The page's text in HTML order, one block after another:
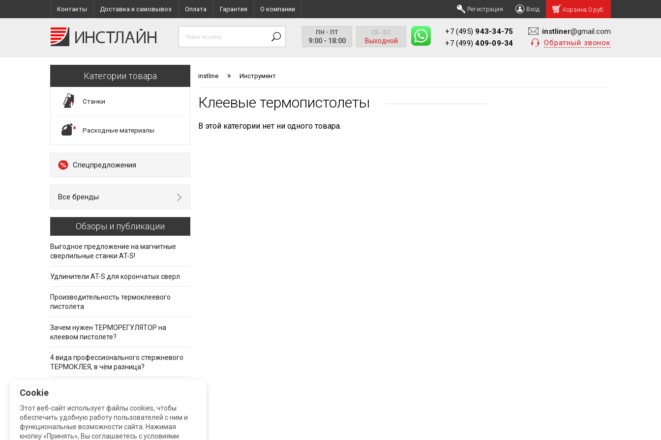
Контакты Доставка и самовывоз Оплата Гарантия О компании Регистрация Вход Корзина 0 руб.
ПН - ПТ
9:00 - 18:00
СБ - ВС
Выходной
+7 (495) 943-34-75
+7 (499)409-09-34
instliner@gmail.com
Обратный звонок
Категории товара
Станки
Расходные материалы
Спецпредложения
Все бренды
Обзоры и публикации
Выгодное предложение на магнитные
сверлильные станки AT-S!
​Удлинители AT-S для корончатых сверл
Производительность термоклеевого
пистолета
Зачем нужен ТЕРМОРЕГУЛЯТОР на
клеевом пистолете?
4 вида профессионального стержневого
ТЕРМОКЛЕЯ, в чём разница?
Все обзоры >
instline » Инструмент
Клеевые термопистолеты
В этой категории нет ни одного товара.
Cookie
Этот веб-сайт использует файлы cookies, чтобы
обеспечить удобную работу пользователей с ним и
функциональные возможности сайта. Нажимая
кнопку «Принять», Вы соглашаетесь с условиями